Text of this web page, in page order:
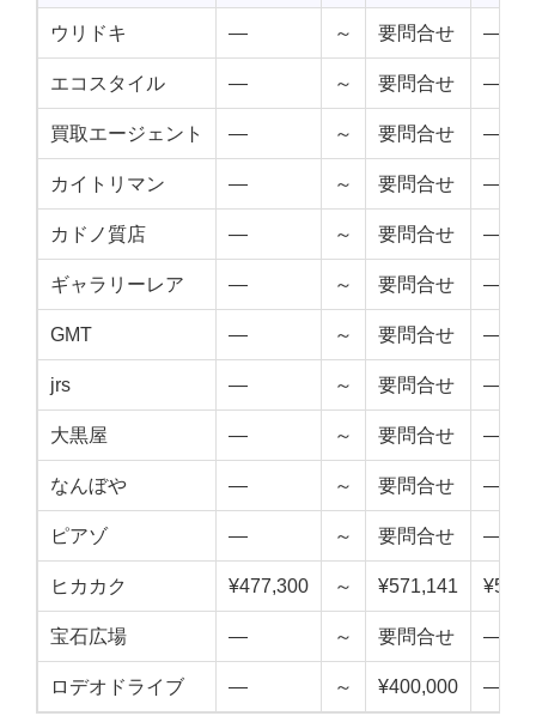
ウリドキ — ～ 要問合せ —
エコスタイル — ～ 要問合せ —
買取エージェント — ～ 要問合せ —
カイトリマン — ～ 要問合せ —
カドノ質店 — ～ 要問合せ —
ギャラリーレア — ～ 要問合せ —
GMT — ～ 要問合せ —
jrs — ～ 要問合せ —
大黒屋 — ～ 要問合せ —
なんぼや — ～ 要問合せ —
ピアゾ — ～ 要問合せ —
ヒカカク ¥477,300 ～ ¥571,141
宝石広場 — ～ 要問合せ —
ロデオドライブ — ～ ¥400,000 —